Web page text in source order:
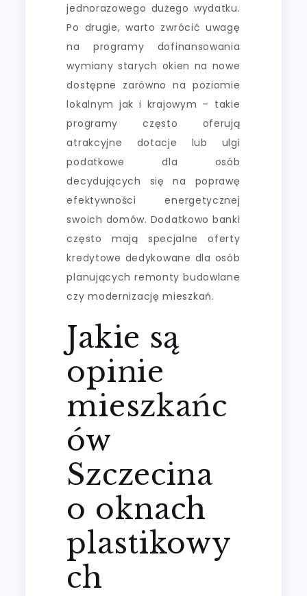
jednorazowego dużego wydatku.
Po drugie, warto zwrócić uwagę
na programy dofinansowania
wymiany starych okien na nowe
dostępne zarówno na poziomie
lokalnym jak i krajowym – takie
programy często oferują
atrakcyjne dotacje lub ulgi
podatkowe dla osób
decydujących się na poprawę
efektywności energetycznej
swoich domów. Dodatkowo banki
często mają specjalne oferty
kredytowe dedykowane dla osób
planujących remonty budowlane
czy modernizację mieszkań.
Jakie są
opinie
mieszkańc
ów
Szczecina
o oknach
plastikowy
ch